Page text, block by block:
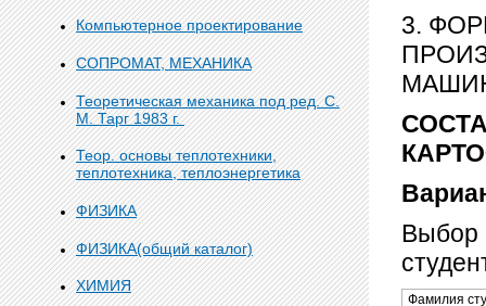
Компьютерное проектирование
СОПРОМАТ, МЕХАНИКА
Теоретическая механика под ред. С.
М. Тарг 1983 г.
Теор. основы теплотехники,
теплотехника, теплоэнергетика
ФИЗИКА
ФИЗИКА(общий каталог)
ХИМИЯ
3.
Выбор
Фамилия